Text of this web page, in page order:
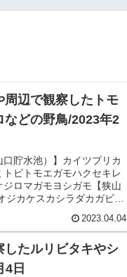
周辺で観察したトモ
などの野鳥/2023年2
貯水池）】カイツブリカ
ビトモエガモハクセキレ
ロマガモヨシガモ【狭山
カケスカシラダカガビチ
2023.04.04
したルリビタキやシ
4日